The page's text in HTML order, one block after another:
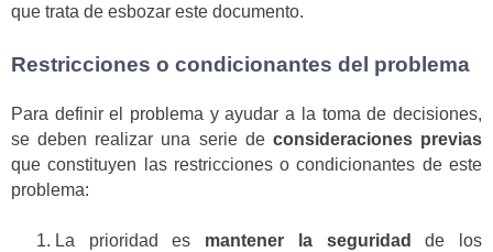
que trata de esbozar este documento.
Restricciones o condicionantes del problema
Para definir el problema y ayudar a la toma de decisiones,
se deben realizar una serie de consideraciones previas
que constituyen las restricciones o condicionantes de este
problema:
La prioridad es mantener la seguridad
de los